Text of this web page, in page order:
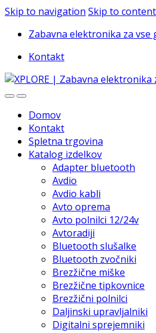
Skip to navigation Skip to content
Zabavna elektronika za vse
Kontakt
Domov
Kontakt
Spletna trgovina
Katalog izdelkov
Adapter bluetooth
Avdio
Avdio kabli
Avto oprema
Avto polnilci 12/24v
Avtoradiji
Bluetooth slušalke
Bluetooth zvočniki
Brezžične miške
Brezžične tipkovnice
Brezžični polnilci
Daljinski upravljalniki
Digitalni sprejemniki